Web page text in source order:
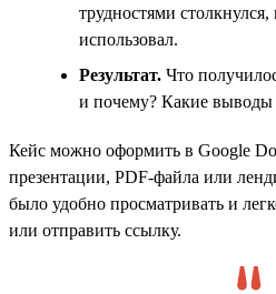
трудностями
использовал.
Результат. Что
и почему? Какие выводы
Кейс можно оформить в Google
презентации, PDF-файла или
было удобно просматривать и
или отправить ссылку.